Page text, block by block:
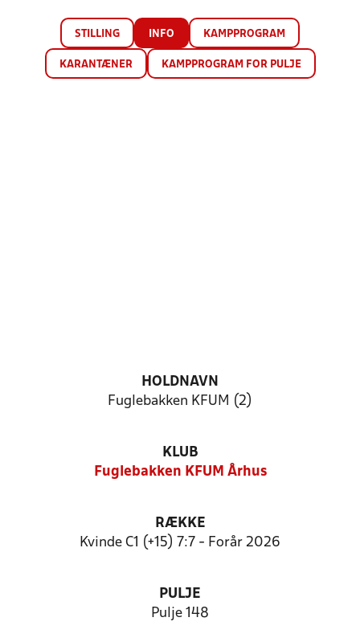
STILLING INFO KAMPPROGRAM
KARANTÆNER KAMPPROGRAM FOR PULJE
HOLDNAVN
Fuglebakken KFUM (2)
KLUB
Fuglebakken KFUM Århus
RÆKKE
Kvinde C1 (+15) 7:7 - Forår 2026
PULJE
Pulje 148